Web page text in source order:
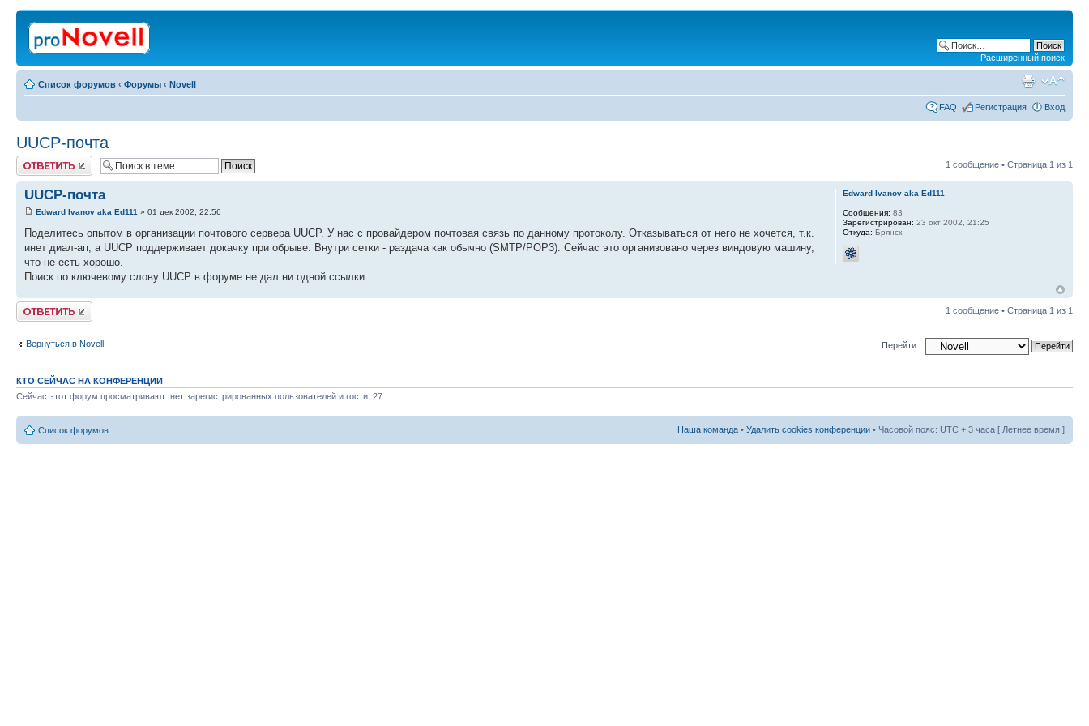
Расширенный поиск
Список форумов ‹ Форумы ‹ Novell
FAQ Регистрация Вход
UUCP-почта
Ответить 1 сообщение • Страница 1 из 1
UUCP-почта
Edward Ivanov aka Ed111 » 01 дек 2002, 22:56
Поделитесь опытом в организации почтового сервера UUCP. У нас с провайдером почтовая связь по данному протоколу. Отказываться от него не хочется, т.к.
инет диал-ап, а UUCP поддерживает докачку при обрыве. Внутри сетки - раздача как обычно (SMTP/POP3). Сейчас это организовано через виндовую машину,
что не есть хорошо.
Поиск по ключевому слову UUCP в форуме не дал ни одной ссылки.
Edward Ivanov aka Ed111
Сообщения: 83
Зарегистрирован: 23 окт 2002, 21:25
Откуда: Брянск
Ответить 1 сообщение • Страница 1 из 1
Вернуться в Novell Перейти:
КТО СЕЙЧАС НА КОНФЕРЕНЦИИ
Сейчас этот форум просматривают: нет зарегистрированных пользователей и гости: 27
Список форумов Наша команда • Удалить cookies конференции • Часовой пояс: UTC + 3 часа [ Летнее время ]